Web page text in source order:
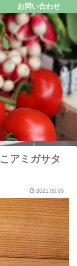
お問い合わせ
アミガサタ
2021.05.03